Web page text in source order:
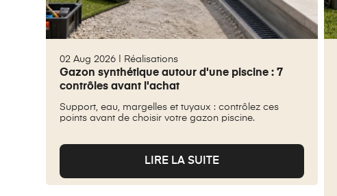
02 Aug 2026 | Réalisations
Gazon synthétique autour d'une piscine : 7
contrôles avant l'achat
Support, eau, margelles et tuyaux : contrôlez ces
points avant de choisir votre gazon piscine.
LIRE LA SUITE